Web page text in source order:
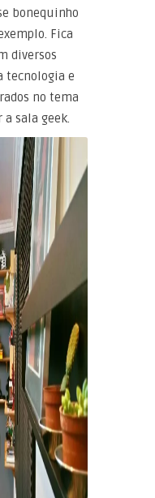
bonequinho
Fica
diversos
tecnologia e
no tema
sala geek.